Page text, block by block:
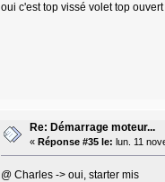
oui c'est top vissé volet top
Re: Démarrage moteur...
« Réponse #35 le: lun. 11
@ Charles -> oui, starter mis